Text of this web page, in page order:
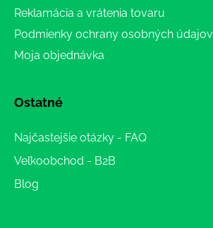
Reklamácia a vrátenia tovaru
Podmienky ochrany osobných údajov
Moja objednávka
Ostatné
Najčastejšie otázky - FAQ
Veľkoobchod - B2B
Blog